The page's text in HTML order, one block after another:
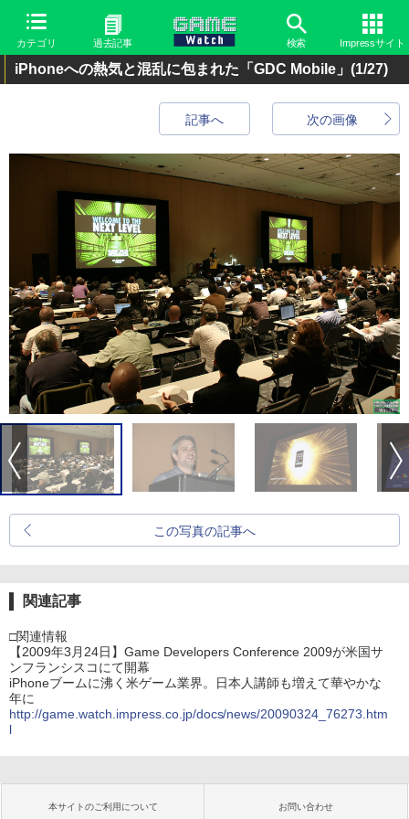
カテゴリ 過去記事 検索 Impressサイト
iPhoneへの熱気と混乱に包まれた「GDC Mobile」 (1/27)
次の画像
記事へ
この写真の記事へ
関連記事
□関連情報
【2009年3月24日】Game Developers Conference 2009が米国サ
ンフランシスコにて開幕
iPhoneブームに沸く米ゲーム業界。日本人講師も増えて華やかな
年に
http://game.watch.impress.co.jp/docs/news/20090324_76273.htm
l
本サイトのご利用について お問い合わせ